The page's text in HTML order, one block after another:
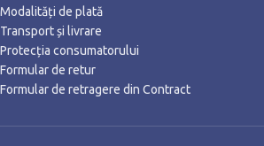
Modalități de plată
Transport și livrare
Protecția consumatorului
Formular de retur
Formular de retragere din Contract